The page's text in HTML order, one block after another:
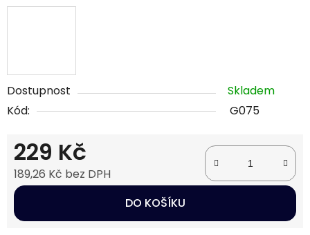
Dostupnost
Skladem
Kód:
G075
229 Kč
189,26 Kč bez DPH
Měrná cena:
DO KOŠÍKU